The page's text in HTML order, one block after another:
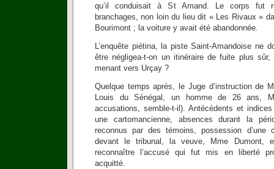
qu’il conduisait à St Amand. Le corps fut
branchages, non loin du lieu dit « Les Rivaux »
Bourimont ; la voiture y avait été abandonnée.
L’enquête piétina, la piste Saint-Amandoise ne
être négligea-t-on un itinéraire de fuite plus
menant vers Urçay ?
Quelque temps après, le Juge d’instruction de
Louis du Sénégal, un homme de 26 ans,
accusations, semble-t-il). Antécédents et
une cartomancienne, absences durant la
reconnus par des témoins, possession
devant le tribunal, la veuve, Mme Dumont,
reconnaître l’accusé qui fut mis en liberté
acquitté.